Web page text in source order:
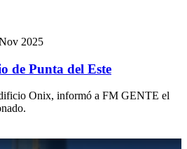
2025
de Punta del Este
Onix, informó a FM GENTE el